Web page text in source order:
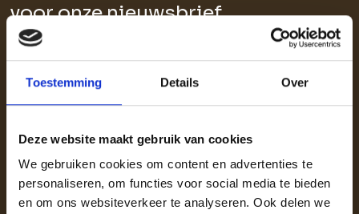
Toestemming Details Over
Deze website maakt gebruik van cookies
We gebruiken cookies om content en advertenties te
personaliseren, om functies voor social media te bieden
en om ons websiteverkeer te analyseren. Ook delen we
voor onze nieuwsbrief.
Aanmelden voor de nieuwsbrief